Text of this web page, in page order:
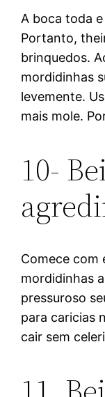
A boca toda
Portanto,
brinquedos.
mordidinhas
levemente.
mais mole.
10-
Comece com
mordidinhas
pressuroso
para caricias
cair sem